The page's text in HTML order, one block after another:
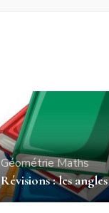
GéométrieMaths
Révisions : les angles